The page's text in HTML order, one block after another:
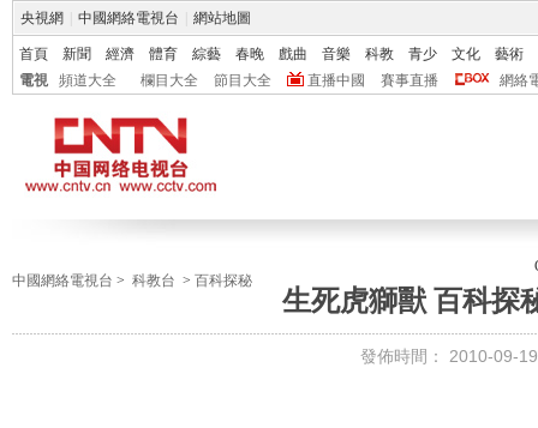
央視網 中國網絡電視台 網站地圖
首頁 新聞 經濟 體育 綜藝 春晚 戲曲 音樂 科教 青少 文化
藝術
電視
頻道大全 欄目大全 節目大全 直播中國 賽事直播 網絡
中國網絡電視台 > 科教台 > 百科探秘
生死虎獅獸 百科探
發佈時間： 2010-09-